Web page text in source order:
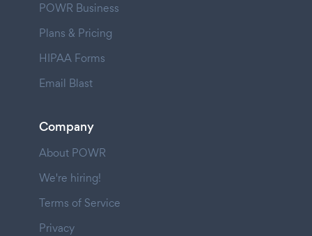
POWR Business
Plans & Pricing
HIPAA Forms
Email Blast
Company
About POWR
We're hiring!
Terms of Service
Privacy